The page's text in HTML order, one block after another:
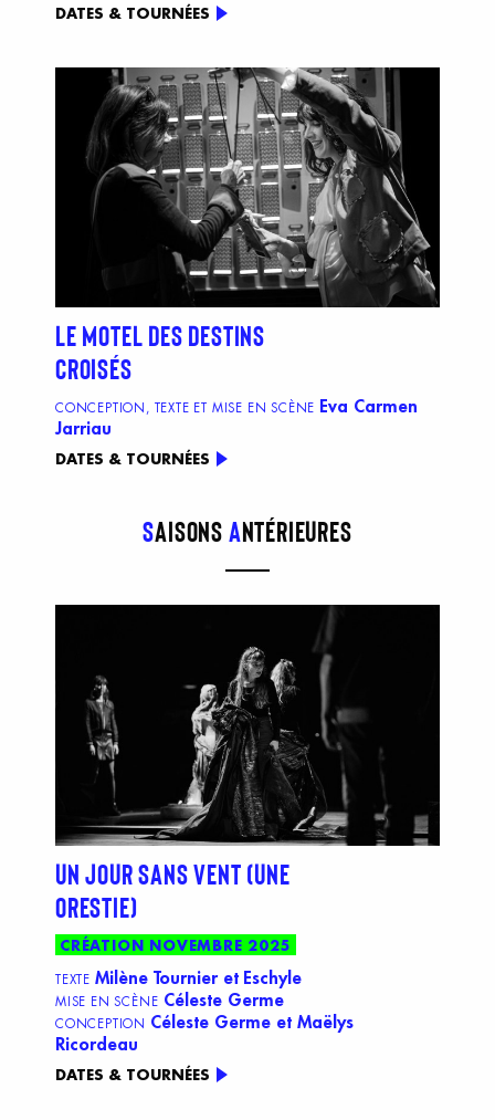
DATES & TOURNÉES
LE MOTEL DES DESTINS
CROISÉS
CONCEPTION, TEXTE ET MISE EN SCÈNE
Eva Carmen
Jarriau
DATES & TOURNÉES
Saisons antérieures
UN JOUR SANS VENT (UNE
ORESTIE)
CRÉATION NOVEMBRE 2025
TEXTE Milène Tournier et Eschyle
MISE EN SCÈNE Céleste Germe
CONCEPTION
Céleste Germe et Maëlys
Ricordeau
DATES & TOURNÉES